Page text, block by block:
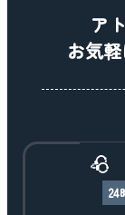
ア
お気
24